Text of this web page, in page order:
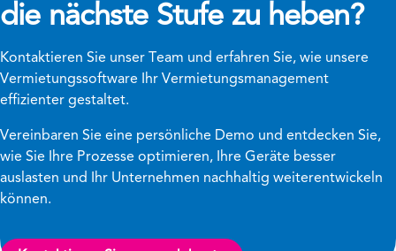
die nächste Stufe zu heben?
Kontaktieren Sie unser Team und erfahren Sie, wie unsere
Vermietungssoftware Ihr Vermietungsmanagement
effizienter gestaltet.
Vereinbaren Sie eine persönliche Demo und entdecken Sie,
wie Sie Ihre Prozesse optimieren, Ihre Geräte besser
auslasten und Ihr Unternehmen nachhaltig weiterentwickeln
können.